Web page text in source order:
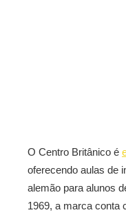
O Centro Britânico é
oferecendo aulas de
alemão para alunos
1969, a marca conta